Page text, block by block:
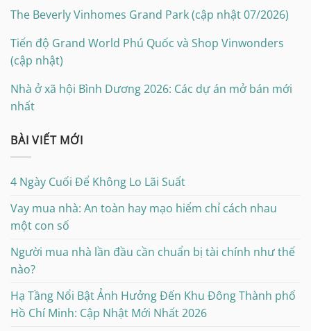
The Beverly Vinhomes Grand Park (cập nhật 07/2026)
Tiến độ Grand World Phú Quốc và Shop Vinwonders
(cập nhật)
Nhà ở xã hội Bình Dương 2026: Các dự án mở bán mới
nhất
BÀI VIẾT MỚI
4 Ngày Cuối Để Không Lo Lãi Suất
Vay mua nhà: An toàn hay mạo hiểm chỉ cách nhau
một con số
Người mua nhà lần đầu cần chuẩn bị tài chính như thế
nào?
Hạ Tầng Nổi Bật Ảnh Hưởng Đến Khu Đông Thành phố
Hồ Chí Minh: Cập Nhật Mới Nhất 2026